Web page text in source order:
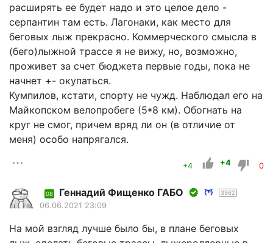
расширять ее будет надо и это целое дело -
серпантин там есть. Лагонаки, как место для
беговых лыж прекрасно. Коммерческого смысла в
(бего)лыжной трассе я не вижу, но, возможно,
проживет за счет бюджета первые годы, пока не
начнет +- окупаться.
Кумпилов, кстати, спорту не чужд. Наблюдал его на
Майкопском велопробеге (5*8 км). Обогнать на
круг не смог, причем вряд ли он (в отличие от
меня) особо напрягался.
+4 +4 0
08 Геннадий Фищенко ГАБО 3962
06.06.2021 23:09
На мой взгляд лучше было бы, в плане беговых